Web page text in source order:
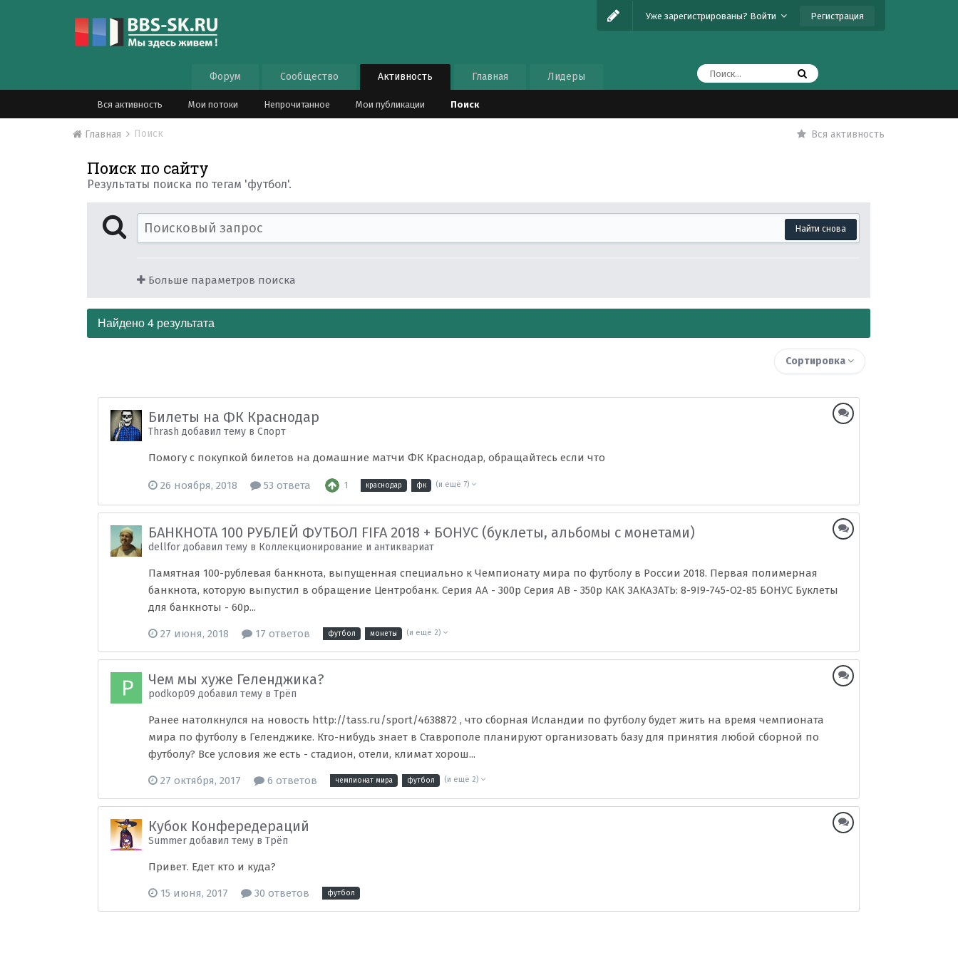
Уже зарегистрированы? Войти Регистрация
Форум Сообщество Активность
Вся активность Мои потоки Непрочитанное Мои публикации Поиск
Главная Лидеры
Вся активность
Главная Поиск
Поиск по сайту
Результаты поиска по тегам 'футбол'.
Найти снова
Больше параметров поиска
Найдено 4 результата
Сортировка
Билеты на ФК Краснодар
Thrash добавил тему вСпорт
Помогу с покупкой билетов на домашние матчи ФК Краснодар, обращайтесь если что
26 ноября, 2018 53 ответа 1 краснодар фк (и ещё 7)
БАНКНОТА 100 РУБЛЕЙ ФУТБОЛ FIFA 2018 + БОНУС (буклеты, альбомы с монетами)
dellfor добавил тему в Коллекционирование и антиквариат
Памятная 100-рублевая банкнота, выпущенная специально к Чемпионату мира по футболу в России 2018. Первая полимерная
банкнота, которую выпустил в обращение Центробанк. Серия АА - 300р Серия АВ - 350р КАК ЗАКАЗАТЬ: 8-9I9-745-O2-85 БОНУС Буклеты
для банкноты - 60р...
27 июня, 2018 17 ответов футбол монеты (и ещё 2)
Чем мы хуже Геленджика?
podkop09 добавил тему вТрёп
Ранее натолкнулся на новость http://tass.ru/sport/4638872 , что сборная Исландии по футболу будет жить на время чемпионата
мира по футболу в Геленджике. Кто-нибудь знает в Ставрополе планируют организовать базу для принятия любой сборной по
футболу? Все условия же есть - стадион, отели, климат хорош...
27 октября, 2017 6 ответов чемпионат мира футбол (и ещё 2)
Кубок Конфередераций
Summer добавил тему вТрёп
Привет. Едет кто и куда?
15 июня, 2017 30 ответов футбол